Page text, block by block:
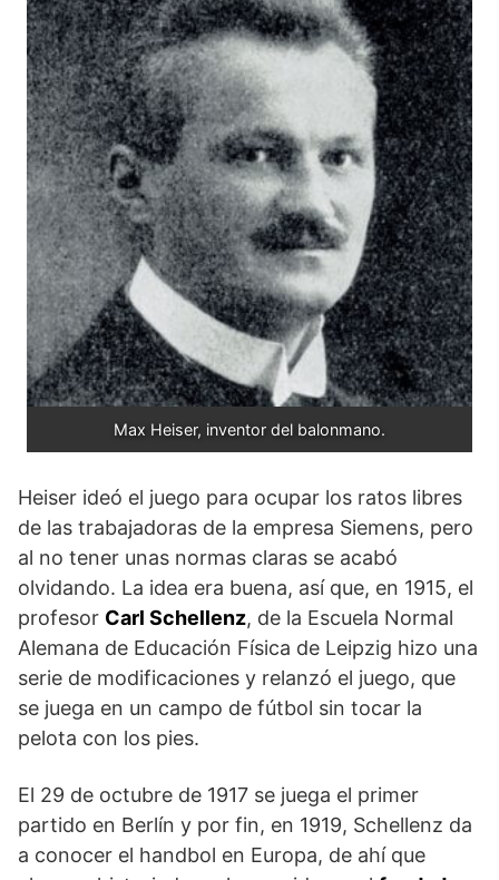
Max Heiser, inventor del balonmano.
Heiser ideó el juego para ocupar los ratos libres
de las trabajadoras de la empresa Siemens, pero
al no tener unas normas claras se acabó
olvidando. La idea era buena, así que, en 1915, el
profesor Carl Schellenz, de la Escuela Normal
Alemana de Educación Física de Leipzig hizo una
serie de modificaciones y relanzó el juego, que
se juega en un campo de fútbol sin tocar la
pelota con los pies.
El 29 de octubre de 1917 se juega el primer
partido en Berlín y por fin, en 1919, Schellenz da
a conocer el handbol en Europa, de ahí que